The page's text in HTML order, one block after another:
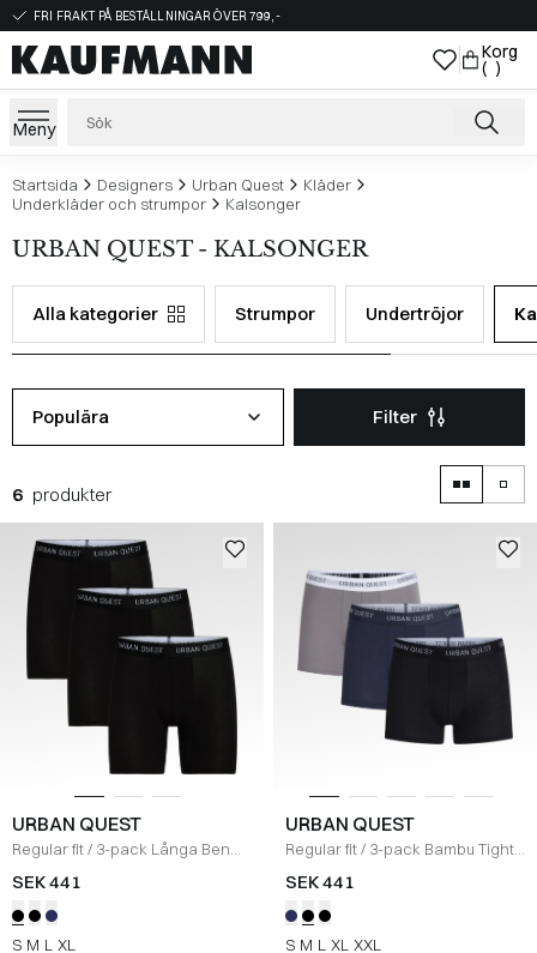
FRI FRAKT PÅ BESTÄLLNINGAR ÖVER 799,-
Korg
( )
Meny
Startsida Designers Urban Quest
Kläder
Underkläder och strumpor
Kalsonger
URBAN QUEST - KALSONGER
Alla kategorier Strumpor Undertröjor
Populära Filter
6 produkter
URBAN QUEST
Regular fit/ 3-pack Långa Ben
Bambu Tights Underkläder
SEK 441
S M L XL
URBAN QUEST
Regular fit/ 3-pack Bambu Tights
Underkläder
SEK 441
S M L XL XXL